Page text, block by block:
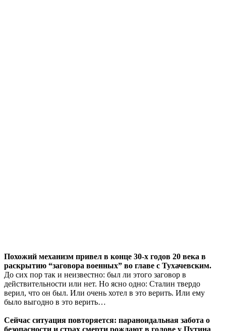
Похожий механизм привел в конце 30-х годов 20 века в
раскрытию “заговора военных” во главе с Тухачевским.
До сих пор так и неизвестно: был ли этого заговор в
действительности или нет. Но ясно одно: Сталин твердо
верил, что он был. Или очень хотел в это верить. Или ему
было выгодно в это верить…
Сейчас ситуация повторяется: параноидальная забота о
безопасности и страх смерти рождают в голове у Путина